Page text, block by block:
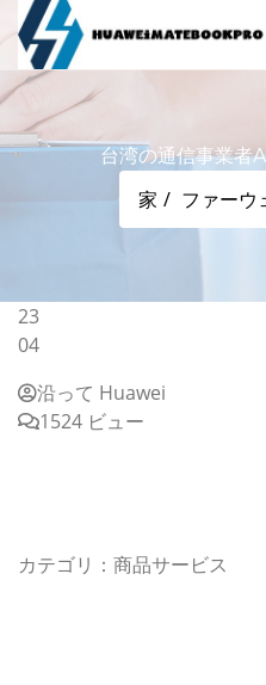
台湾の通信事業者
家 ファーウ
23
04
沿って Huawei
1524 ビュー
カテゴリ：商品サービス